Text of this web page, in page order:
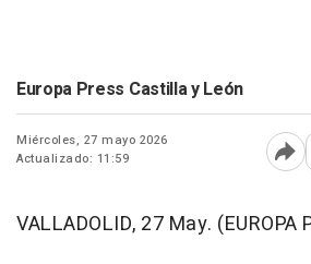
Europa Press Castilla y León
Miércoles, 27 mayo 2026
Actualizado: 11:59
VALLADOLID, 27 May. (EUROPA